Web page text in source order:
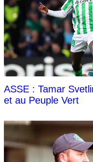
ASSE : Tamar
et au Peuple Vert